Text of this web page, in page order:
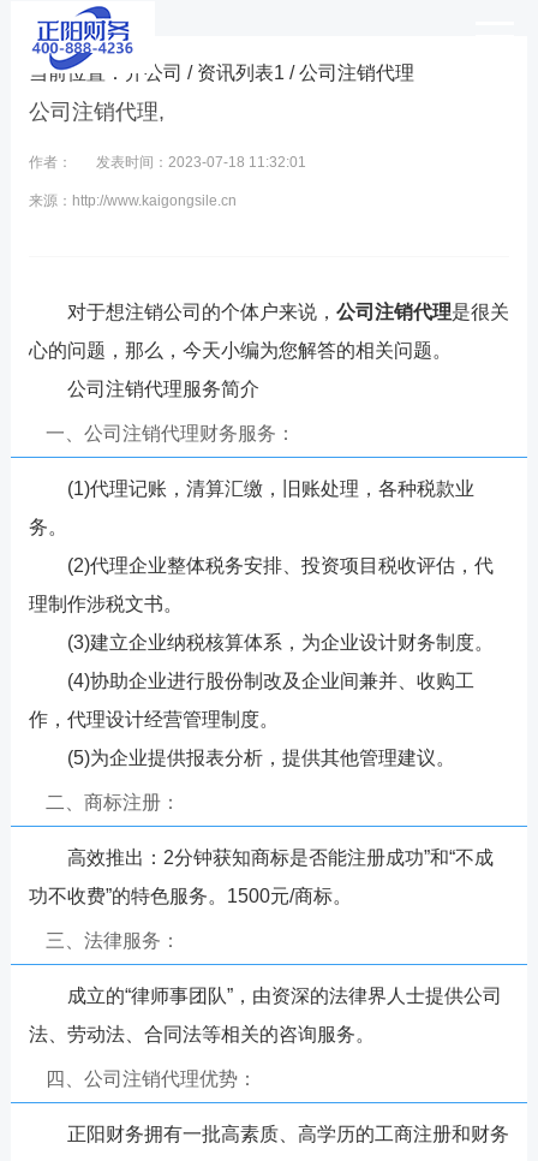
当前位置： 开公司 / 资讯列表1 / 公司注销代理
公司注销代理,
作者： 发表时间：2023-07-18 11:32:01
来源：http://www.kaigongsile.cn
对于想注销公司的个体户来说， 公司注销代理是很关
心的问题，那么，今天小编为您解答的相关问题。
公司注销代理服务简介
一、公司注销代理财务服务：
(1)代理记账，清算汇缴，旧账处理，各种税款业
务。
(2)代理企业整体税务安排、投资项目税收评估，代
理制作涉税文书。
(3)建立企业纳税核算体系，为企业设计财务制度。
(4)协助企业进行股份制改及企业间兼并、收购工
作，代理设计经营管理制度。
(5)为企业提供报表分析，提供其他管理建议。
二、商标注册：
高效推出：2分钟获知商标是否能注册成功”和“不成
功不收费”的特色服务。1500元/商标。
三、法律服务：
成立的“律师事团队”，由资深的法律界人士提供公司
法、劳动法、合同法等相关的咨询服务。
四、公司注销代理优势：
正阳财务拥有一批高素质、高学历的工商注册和财务